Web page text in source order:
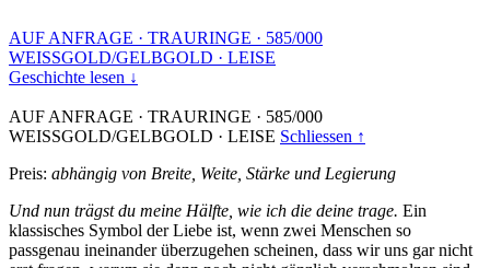
AUF ANFRAGE · TRAURINGE · 585/000
WEISSGOLD/GELBGOLD · LEISE
Geschichte lesen ↓
AUF ANFRAGE · TRAURINGE · 585/000
WEISSGOLD/GELBGOLD · LEISE Schliessen ↑
Preis: abhängig von Breite, Weite, Stärke und Legierung
Und nun trägst du meine Hälfte, wie ich die deine trage. Ein
klassisches Symbol der Liebe ist, wenn zwei Menschen so
passgenau ineinander überzugehen scheinen, dass wir uns gar nicht